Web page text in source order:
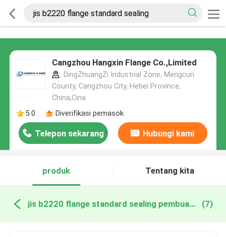
Cangzhou Hangxin Flange Co.,Limited
DingZhuangZi Industrial Zone, Mengcun
County, Cangzhou City, Hebei Province,
China,Cina
5.0
Diverifikasi pemasok
Telepon sekarang Hubungi kami
produk Tentang kita
jis b2220 flange standard sealing pembuatan online (7)